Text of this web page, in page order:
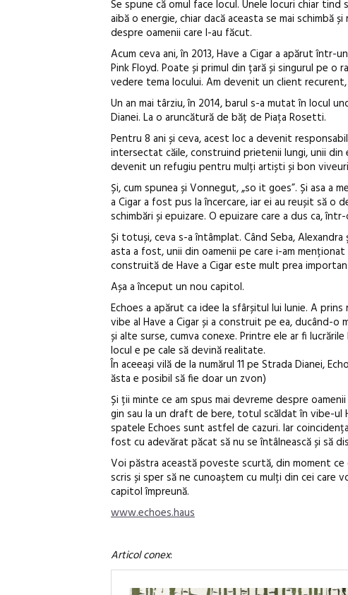
Se spune că omul face locul. Unele locuri chiar
aibă o energie, chiar dacă aceasta se mai
despre oamenii care l-au făcut.
Acum ceva ani, în 2013, Have a Cigar a apărut într-
Pink Floyd. Poate și primul din țară și singurul pe o
vedere tema locului. Am devenit un client
Un an mai târziu, în 2014, barul s-a mutat în locul
Dianei. La o aruncătură de băț de Piața Rosetti.
Pentru 8 ani și ceva, acest loc a devenit
intersectat căile, construind prietenii lungi, unii din
devenit un refugiu pentru mulți artiști și bon
Și, cum spunea și Vonnegut, „so it goes”. Și asa a
a Cigar a fost pus la încercare, iar ei au reușit să o
schimbări și epuizare. O epuizare care a dus ca,
Și totuși, ceva s-a întâmplat. Când Seba,
asta a fost, unii din oamenii pe care i-am
construită de Have a Cigar este mult prea
Așa a început un nou capitol.
Echoes a apărut ca idee la sfârșitul lui Iunie. A
vibe al Have a Cigar și a construit pe ea, ducând-
și alte surse, cumva conexe. Printre ele ar fi
locul e pe cale să devină realitate.
În aceeași vilă de la numărul 11 pe Strada Dianei,
ăsta e posibil să fie doar un zvon)
Și ții minte ce am spus mai devreme despre
gin sau la un draft de bere, totul scăldat în vibe-ul
spatele Echoes sunt astfel de cazuri. Iar
fost cu adevărat păcat să nu se întâlnească și să
Voi păstra această poveste scurtă, din moment
scris și sper să ne cunoaștem cu mulți din cei care
capitol împreună.
www.echoes.haus
Articol conex: